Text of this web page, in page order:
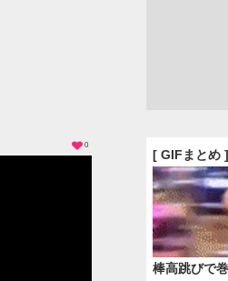
0
[ GIFまとめ ]
棒高跳びで